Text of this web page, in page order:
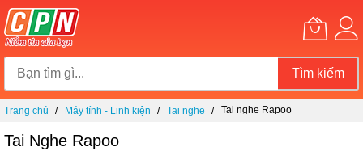
Tìm kiếm
Chuyển
nội
Trang chủ Máy tính - Linh kiện Tai nghe Tai nghe Rapoo
Tai Nghe Rapoo